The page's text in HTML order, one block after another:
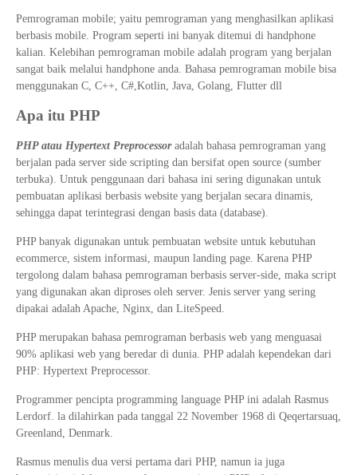
Pemrograman mobile; yaitu pemrograman yang menghasilkan aplikasi
berbasis mobile. Program seperti ini banyak ditemui di handphone
kalian. Kelebihan pemrograman mobile adalah program yang berjalan
sangat baik melalui handphone anda. Bahasa pemrograman mobile bisa
menggunakan C, C++, C#,Kotlin, Java, Golang, Flutter dll
Apa itu PHP
PHP atau Hypertext Preprocessoradalah bahasa pemrograman yang
berjalan pada server side scripting dan bersifat open source (sumber
terbuka). Untuk penggunaan dari bahasa ini sering digunakan untuk
pembuatan aplikasi berbasis website yang berjalan secara dinamis,
sehingga dapat terintegrasi dengan basis data (database).
PHP banyak digunakan untuk pembuatan website untuk kebutuhan
ecommerce, sistem informasi, maupun landing page. Karena PHP
tergolong dalam bahasa pemrograman berbasis server-side, maka script
yang digunakan akan diproses oleh server. Jenis server yang sering
dipakai adalah Apache, Nginx, dan LiteSpeed.
PHP merupakan bahasa pemrograman berbasis web yang menguasai
90% aplikasi web yang beredar di dunia. PHP adalah kependekan dari
PHP: Hypertext Preprocessor.
Programmer pencipta programming language PHP ini adalah Rasmus
Lerdorf. la dilahirkan pada tanggal 22 November 1968 di Qeqertarsuaq,
Greenland, Denmark.
Rasmus menulis dua versi pertama dari PHP, namun ia juga